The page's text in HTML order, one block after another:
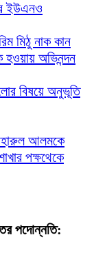
ইউএনও
মিঠু নাক কান
হওয়ায় অভিনন্দন
বিষয়ে অনুভূতি
আলমকে
পক্ষথেকে
পদোন্নতি: